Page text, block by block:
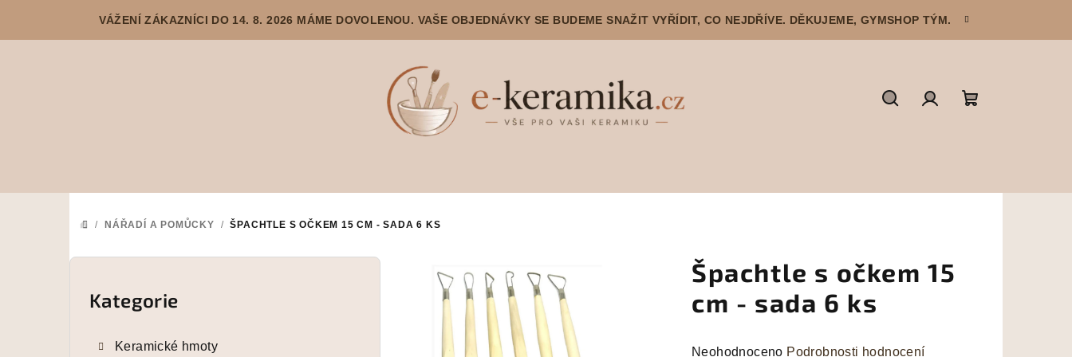
VÁŽENÍ ZÁKAZNÍCI DO 14. 8. 2026 MÁME DOVOLENOU. VAŠE OBJEDNÁVKY SE BUDEME SNAŽIT VYŘÍDIT, CO NEJDŘÍVE. DĚKUJEME, GYMSHOP TÝM.
DOMŮ
/ NÁŘADÍ A POMŮCKY / ŠPACHTLE S OČKEM 15 CM - SADA 6 KS
P
Přeskočit
Kategorie
Keramické hmoty
Špachtle s očkem 15
cm - sada 6 ks
Průměrné
Neohodnoceno Podrobnosti hodnocení